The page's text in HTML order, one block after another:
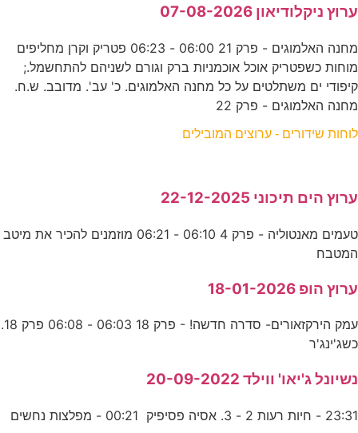
ערוץ ניקלודיאון 07-08-2026
מחנה האלמוגים - פרק 21 06:00 - 06:23 פטריק וקרן מחליפים
מוחות כשפטריק אוכל אוכמניות ברק וגורם לשניהם להתחשמל.;
קיפודי ים משתלטים על כל מחנה האלמוגים. כ' עב'. מדובב. ש.ח.
מחנה האלמוגים - פרק 22
לוחות שידורים - ערוצים המובילים
ערוץ הים תיכוני 22-12-2025
טעמים מאנטוליה - פרק 4 06:10 - 06:21 מוזמנים להכיר את מיטב
המטבח
ערוץ הופ 18-01-2026
עמק הירקזאורים- סדרה חדשה! - פרק 18 06:03 - 06:08 פרק 18.
כשג'ינג'ר
נשיונל ג'יאו' ווילד 20-09-2022
23:31 - חיות רעות 2 - 3. אסיה פסיפיק 00:21 - מפלצות נחשים